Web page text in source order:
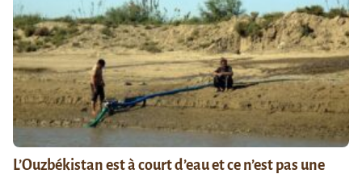
L’Ouzbékistan est à court d’eau et ce n’est pas une